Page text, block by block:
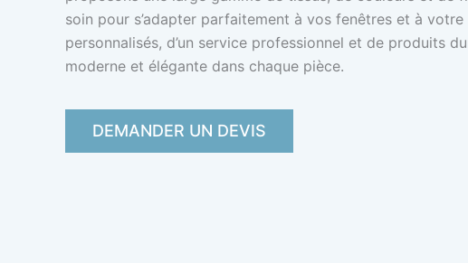
soin pour s’adapter parfaitement à vos fenêtres et à
personnalisés, d’un service professionnel et de produits
moderne et élégante dans chaque pièce.
DEMANDER UN DEVIS